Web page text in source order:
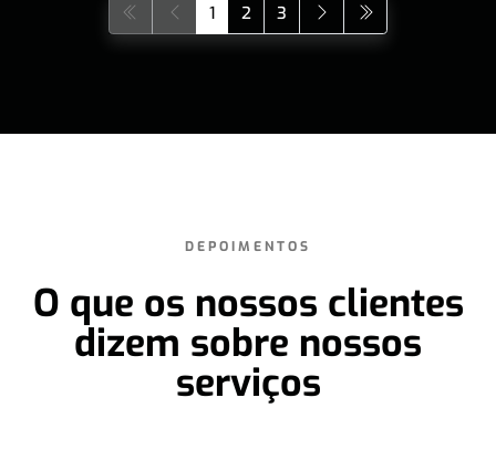
1 2 3
DEPOIMENTOS
O que os nossos clientes
dizem sobre nossos
serviços